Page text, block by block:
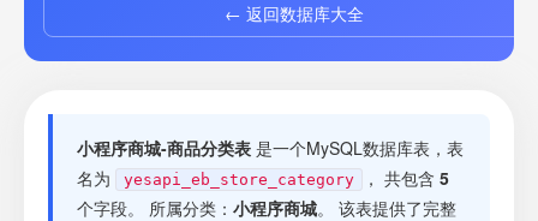
套餐
← 返回数据库大全
小程序商城-商品分类表 是一个MySQL数据库表，表
名为
yesapi_eb_store_category ， 共包含 5
个字段。 所属分类： 小程序商城。 该表提供了完整